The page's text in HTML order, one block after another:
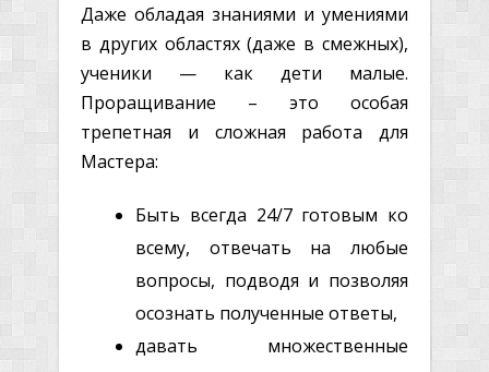
Даже обладая знаниями и умениями
в других областях (даже в смежных),
ученики — как дети малые.
Проращивание – это особая
трепетная и сложная работа для
Мастера:
Быть всегда 24/7 готовым ко
всему, отвечать на любые
вопросы, подводя и позволяя
осознать полученные ответы,
давать множественные